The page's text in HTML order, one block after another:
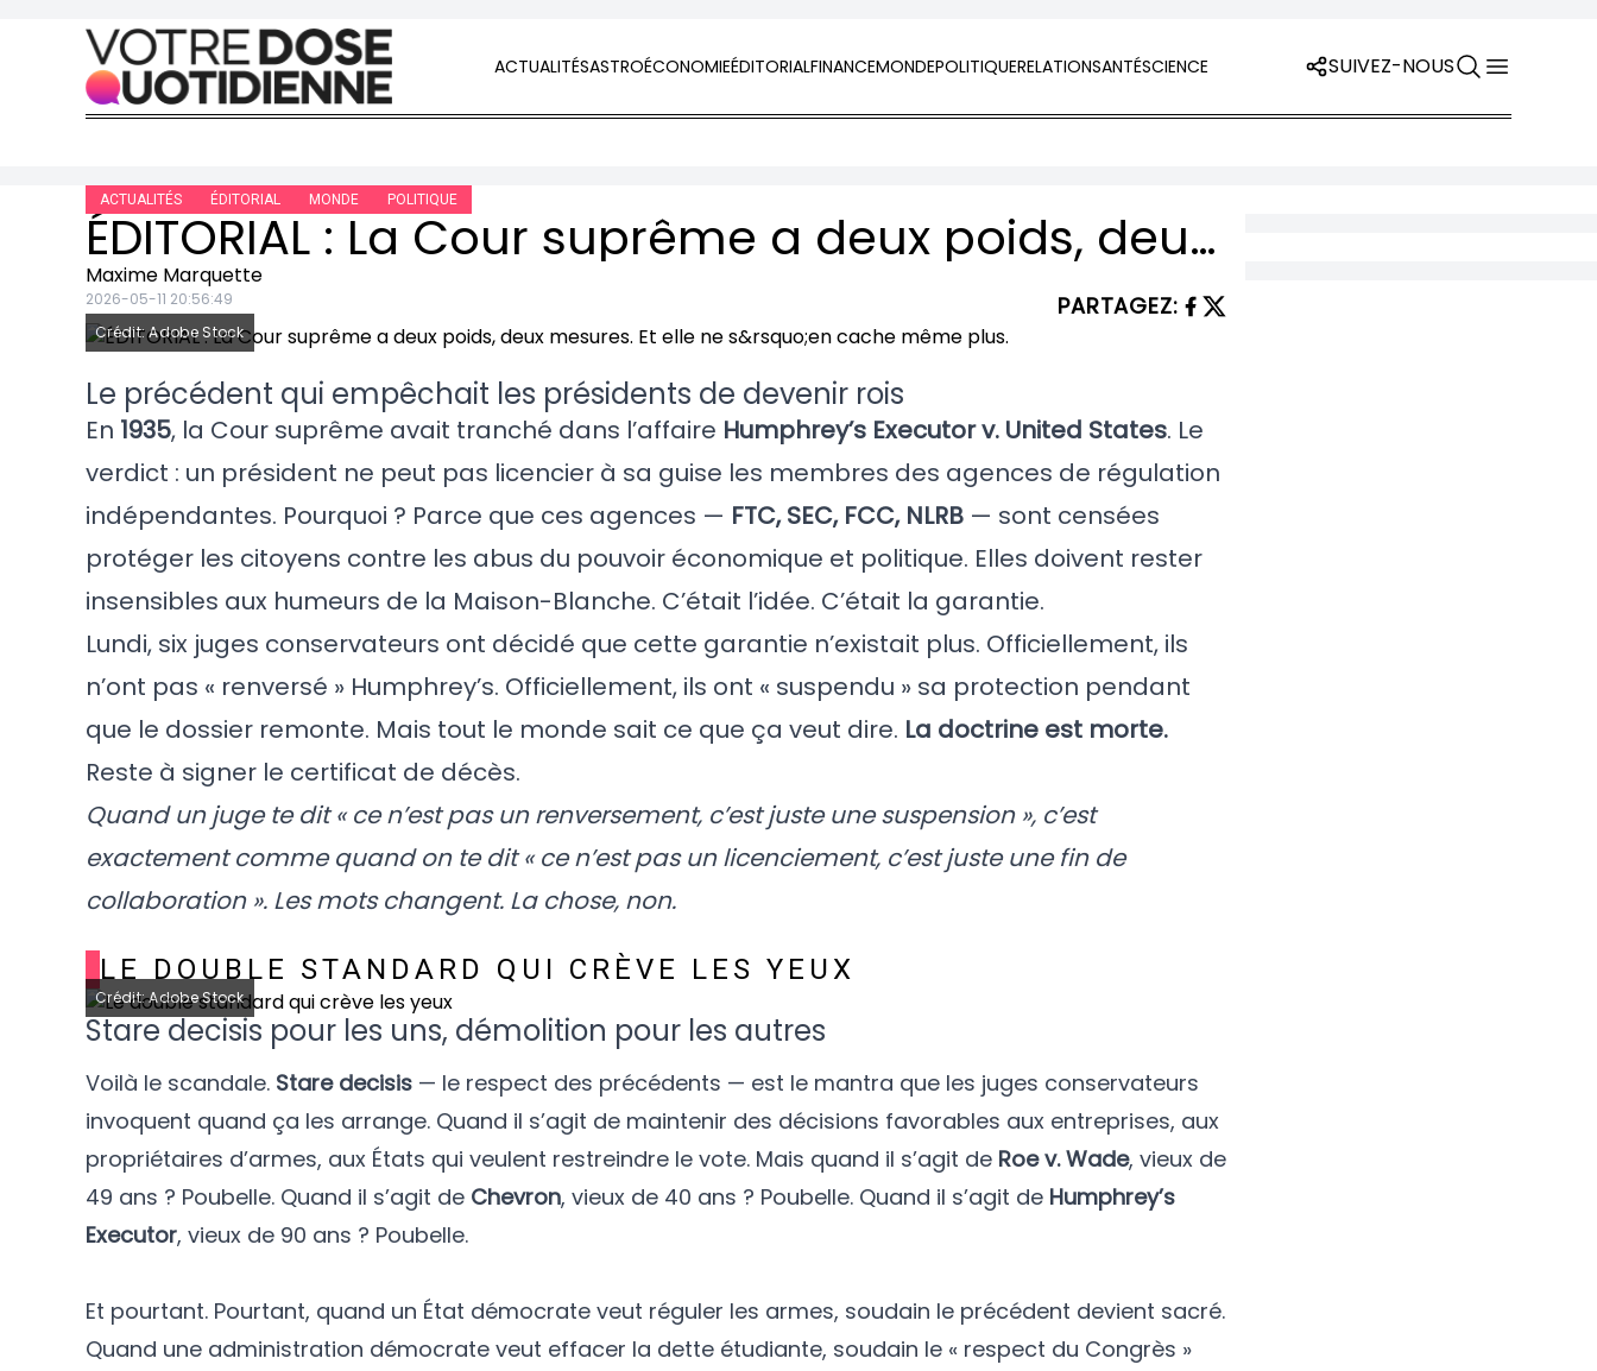
Skip to content
ACTUALITÉSASTROÉCONOMIEÉDITORIALFINANCEMONDEPOLITIQUERELATIONSANTÉSCIENCE SUIVEZ-NOUS
ACTUALITÉS ÉDITORIAL MONDE POLITIQUE
ÉDITORIAL : La Cour suprême a deux poids, deux mesures. Et elle ne s’en cache même plus.
Maxime Marquette
2026-05-11 20:56:49 PARTAGEZ:
Crédit: Adobe Stock
Le précédent qui empêchait les présidents de devenir rois
En 1935, la Cour suprême avait tranché dans l’affaire Humphrey’s Executor v. United States. Le
verdict : un président ne peut pas licencier à sa guise les membres des agences de régulation
indépendantes. Pourquoi ? Parce que ces agences — FTC, SEC, FCC, NLRB — sont censées
protéger les citoyens contre les abus du pouvoir économique et politique. Elles doivent rester
insensibles aux humeurs de la Maison-Blanche. C’était l’idée. C’était la garantie.
Lundi, six juges conservateurs ont décidé que cette garantie n’existait plus. Officiellement, ils
n’ont pas « renversé » Humphrey’s. Officiellement, ils ont « suspendu » sa protection pendant
que le dossier remonte. Mais tout le monde sait ce que ça veut dire. La doctrine est morte.
Reste à signer le certificat de décès.
Quand un juge te dit « ce n’est pas un renversement, c’est juste une suspension », c’est
exactement comme quand on te dit « ce n’est pas un licenciement, c’est juste une fin de
collaboration ». Les mots changent. La chose, non.
LE DOUBLE STANDARD QUI CRÈVE LES YEUX
Crédit: Adobe Stock
Stare decisis pour les uns, démolition pour les autres
Voilà le scandale. Stare decisis — le respect des précédents — est le mantra que les juges conservateurs
invoquent quand ça les arrange. Quand il s’agit de maintenir des décisions favorables aux entreprises, aux
propriétaires d’armes, aux États qui veulent restreindre le vote. Mais quand il s’agit de Roe v. Wade, vieux de
49 ans ? Poubelle. Quand il s’agit de Chevron, vieux de 40 ans ? Poubelle. Quand il s’agit de Humphrey’s
Executor, vieux de 90 ans ? Poubelle.
Et pourtant. Pourtant, quand un État démocrate veut réguler les armes, soudain le précédent devient sacré.
Quand une administration démocrate veut effacer la dette étudiante, soudain le « respect du Congrès »